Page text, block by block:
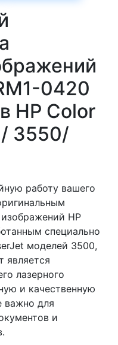
0420
HP Color
3550/
работу вашего
HP
специально
моделей 3500,
является
лазерного
и качественную
важно для
и